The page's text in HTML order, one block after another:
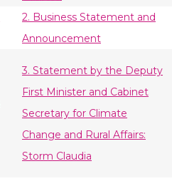
2. Business Statement and
Announcement
3. Statement by the Deputy
First Minister and Cabinet
Secretary for Climate
Change and Rural Affairs:
Storm Claudia